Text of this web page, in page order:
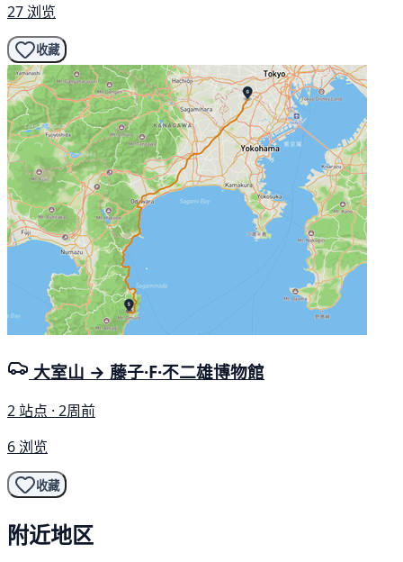
27 浏览
收藏
大室山 → 藤子·F·不二雄博物館
2 站点 · 2周前
6 浏览
收藏
附近地区